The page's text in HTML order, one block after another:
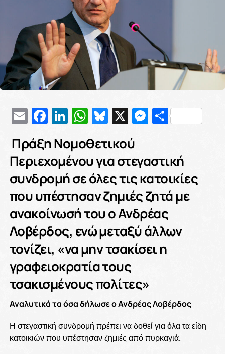
EmailFacebook
LinkedIn
WhatsApp
Bluesky
X
Πράξη Νομοθετικού
Περιεχομένου για στεγαστική
συνδρομή σε όλες τις κατοικίες
που υπέστησαν ζημιές ζητά με
ανακοίνωσή του ο Ανδρέας
Λοβέρδος, ενώ μεταξύ άλλων
τονίζει, «να μην τσακίσει η
γραφειοκρατία τους
τσακισμένους πολίτες»
Αναλυτικά τα όσα δήλωσε ο Ανδρέας Λοβέρδος
Η στεγαστική συνδρομή πρέπει να δοθεί για όλα τα είδη
κατοικιών που υπέστησαν ζημιές από πυρκαγιά.